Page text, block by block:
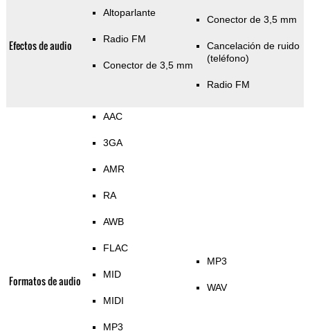
Efectos de audio
Altoparlante
Radio FM
Conector de 3,5 mm
Conector de 3,5 mm
Cancelación de ruido
(teléfono)
Radio FM
Formatos de audio
AAC
3GA
AMR
RA
AWB
FLAC
MID
MIDI
MP3
MP3
WAV